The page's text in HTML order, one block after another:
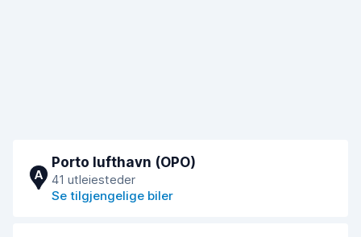
A
Porto lufthavn (OPO)
41 utleiesteder
Se tilgjengelige biler